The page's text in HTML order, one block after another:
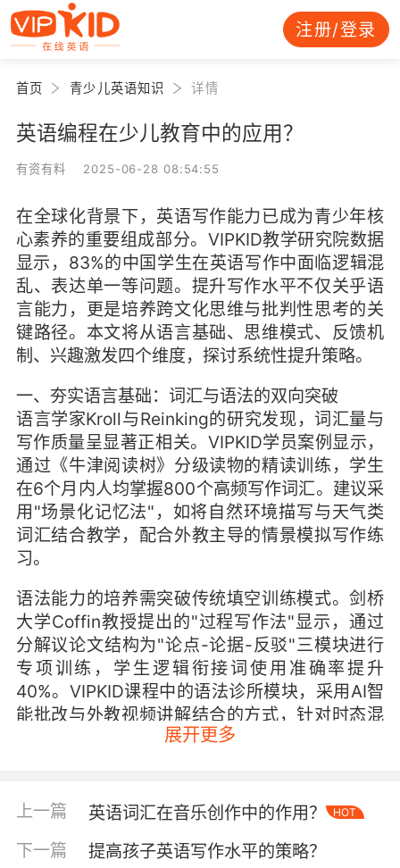
注册/登录
首页 青少儿英语知识 详情
英语编程在少儿教育中的应用？
有资有料 2025-06-28 08:54:55
在全球化背景下，英语写作能力已成为青少年核
心素养的重要组成部分。VIPKID教学研究院数据
显示，83%的中国学生在英语写作中面临逻辑混
乱、表达单一等问题。提升写作水平不仅关乎语
言能力，更是培养跨文化思维与批判性思考的关
键路径。本文将从语言基础、思维模式、反馈机
制、兴趣激发四个维度，探讨系统性提升策略。
一、夯实语言基础：词汇与语法的双向突破
语言学家Kroll与Reinking的研究发现，词汇量与
写作质量呈显著正相关。VIPKID学员案例显示，
通过《牛津阅读树》分级读物的精读训练，学生
在6个月内人均掌握800个高频写作词汇。建议采
用"场景化记忆法"，如将自然环境描写与天气类
词汇结合教学，配合外教主导的情景模拟写作练
习。
语法能力的培养需突破传统填空训练模式。剑桥
大学Coffin教授提出的"过程写作法"显示，通过
分解议论文结构为"论点-论据-反驳"三模块进行
专项训练，学生逻辑衔接词使用准确率提升
40%。VIPKID课程中的语法诊所模块，采用AI智
能批改与外教视频讲解结合的方式，针对时态混
用、主谓一致等常见错误进行靶向纠正。
中美写作教学对比研究（Scholes,2020）表明，
中国学生常陷入"华丽辞藻堆砌"的误区。VIPKID
北美外教团队开发的"思维导图写作课"，通过对
展开更多
上一篇 英语词汇在音乐创作中的作用？ HOT
下一篇 提高孩子英语写作水平的策略？